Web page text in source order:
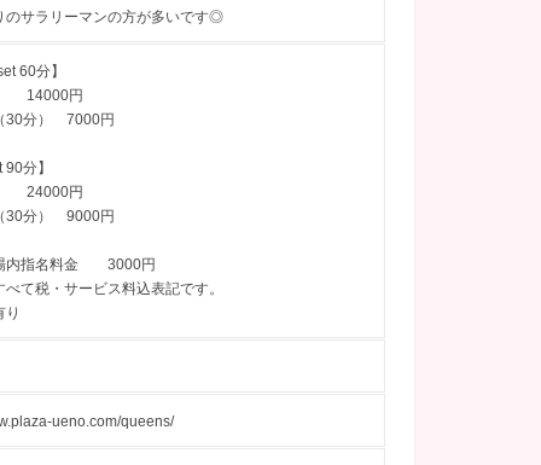
のサラリーマンの方が多いです◎
60分】
14000円
30分） 7000円
分】
24000円
30分） 9000円
内指名料金 3000円
て税・サービス料込表記です。
り
ueno.com/queens/